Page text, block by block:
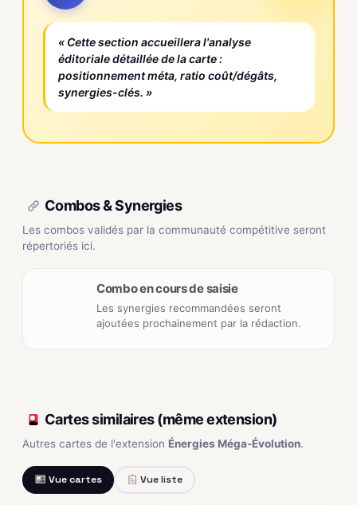
« Cette section accueillera l'analyse
éditoriale détaillée de la carte :
positionnement méta, ratio coût/dégâts,
synergies-clés. »
Combos & Synergies
Les combos validés par la communauté compétitive seront
répertoriés ici.
Combo en cours de saisie
Les synergies recommandées seront
ajoutées prochainement par la rédaction.
Cartes similaires (même extension)
Autres cartes de l'extension Énergies Méga-Évolution.
Vue cartes Vue liste